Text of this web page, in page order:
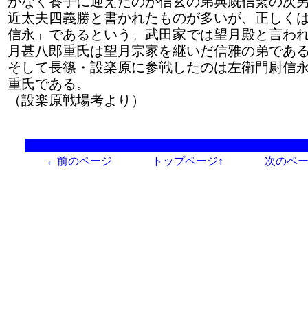
近太夫四義勝と書かれたものが多いが、正しく
信永」であるという。武田家では望月殿と言わ
月甚八郎重氏は望月宗家を継いだ信雅の弟であ
そして長篠・設楽原に参戦したのは左衛門尉信
重氏である。
（設楽原戦場考より）
←前のページ トップページ↑ 次のペ